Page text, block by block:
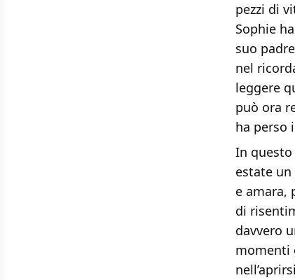
pezzi di
Sophie
suo
nel
leggere
può ora
ha perso
In
estate un
e amara,
di
davvero
momenti